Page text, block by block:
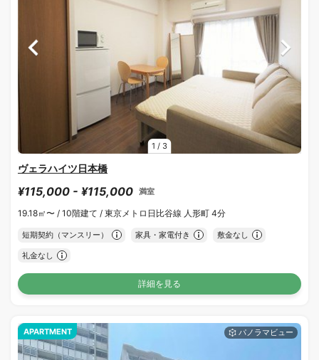
1 / 3
ヴェラハイツ日本橋
¥115,000 - ¥115,000 満室
19.18㎡〜 / 10階建て / 東京メトロ日比谷線 人形町 4分
短期契約（マンスリー） 家具・家電付き 敷金なし
礼金なし
詳細を見る
APARTMENT